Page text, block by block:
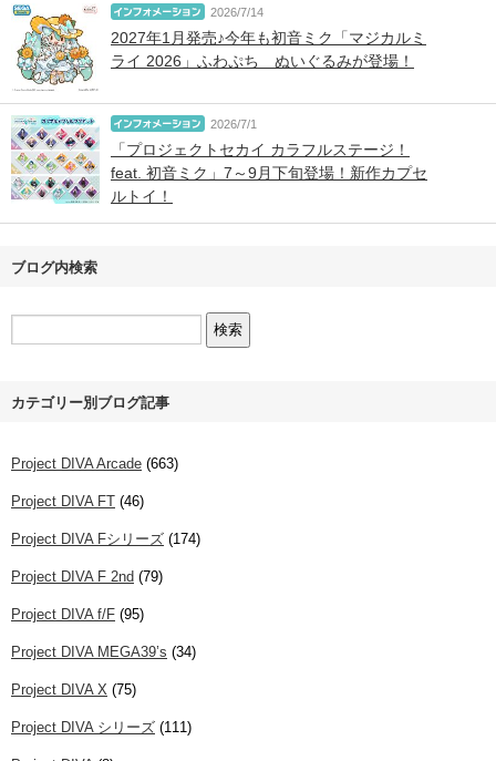
2026/7/14
2027年1月発売♪今年も初音ミク「マジカルミ
ライ 2026」ふわぷち ぬいぐるみが登場！
2026/7/1
「プロジェクトセカイ カラフルステージ！
feat. 初音ミク」7～9月下旬登場！新作カプセ
ルトイ！
ブログ内検索
カテゴリー別ブログ記事
Project DIVA Arcade (663)
Project DIVA FT (46)
Project DIVA Fシリーズ (174)
Project DIVA F 2nd (79)
Project DIVA f/F (95)
Project DIVA MEGA39’s (34)
Project DIVA X (75)
Project DIVA シリーズ (111)